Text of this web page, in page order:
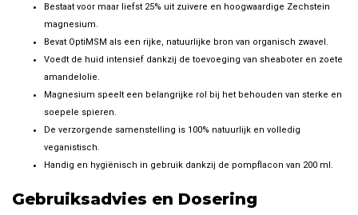
Bestaat voor maar liefst 25% uit zuivere en hoogwaardige Zechstein
magnesium.
Bevat OptiMSM als een rijke, natuurlijke bron van organisch zwavel.
Voedt de huid intensief dankzij de toevoeging van sheaboter en zoete
amandelolie.
Magnesium speelt een belangrijke rol bij het behouden van sterke en
soepele spieren.
De verzorgende samenstelling is 100% natuurlijk en volledig
veganistisch.
Handig en hygiënisch in gebruik dankzij de pompflacon van 200 ml.
Gebruiksadvies en Dosering